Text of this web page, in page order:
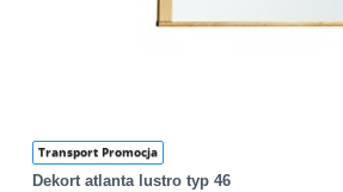
Transport Promocja
Dekort atlanta lustro typ 46